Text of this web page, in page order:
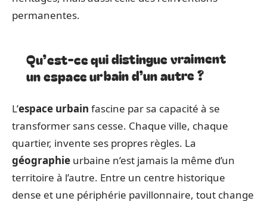
permanentes.
Qu’est-ce qui distingue vraiment
un espace urbain d’un autre ?
L’espace urbain fascine par sa capacité à se
transformer sans cesse. Chaque ville, chaque
quartier, invente ses propres règles. La
géographie urbaine n’est jamais la même d’un
territoire à l’autre. Entre un centre historique
dense et une périphérie pavillonnaire, tout change